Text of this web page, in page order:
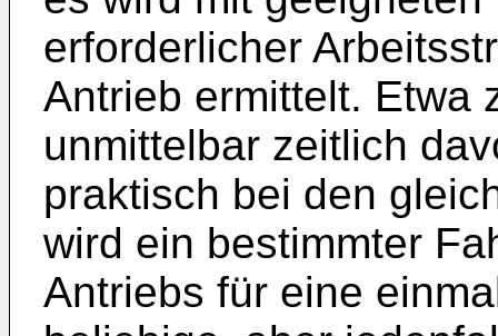
erforderlicher
Antrieb ermittelt. Etwa
unmittelbar zeitlich
praktisch bei den
wird ein bestimmter
Antriebs für eine